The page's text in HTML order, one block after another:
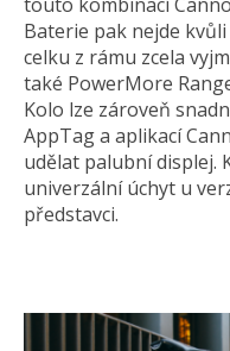
Baterie pak nejde
celku z rámu zcela
také PowerMore
Kolo lze zároveň
AppTag a aplikací
udělat palubní displej.
univerzální úchyt u
představci.